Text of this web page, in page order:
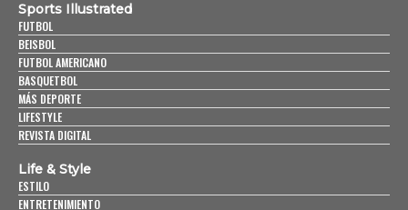
Sports Illustrated
FUTBOL
BEISBOL
FUTBOL AMERICANO
BASQUETBOL
MÁS DEPORTE
LIFESTYLE
REVISTA DIGITAL
Life & Style
ESTILO
ENTRETENIMIENTO